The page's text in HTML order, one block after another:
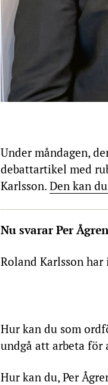
Under måndagen,
debattartikel med
Karlsson. Den kan
Nu svarar Per
Roland Karlsson
Hur kan du som
undgå att arbeta för
Hur kan du, Per